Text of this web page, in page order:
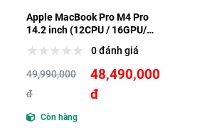
Apple MacBook Pro M4 Pro
14.2 inch (12CPU / 16GPU/
0 đánh giá
49,990,000
đ
48,490,000
đ
Còn hàng